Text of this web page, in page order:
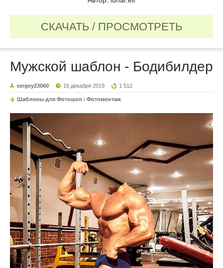
СКАЧАТЬ / ПРОСМОТРЕТЬ
Мужской шаблон - Бодибилдер
sergey23060 16 декабря 2019 1 512
Шаблоны для Фотошоп / Фотомонтаж